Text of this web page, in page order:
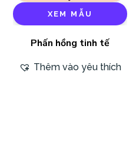
XEM MẪU
Phấn hồng tinh tế
Thêm vào yêu thích